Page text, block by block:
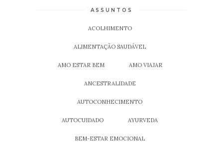
ASSUNTOS
ACOLHIMENTO
ALIMENTAÇÃO SAUDÁVEL
AMO ESTAR BEM AMO VIAJAR
ANCESTRALIDADE
AUTOCONHECIMENTO
AUTOCUIDADO AYURVEDA
BEM-ESTAR EMOCIONAL